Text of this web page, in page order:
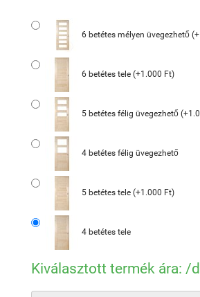
6 betétes mélyen üvegezhető
6 betétes tele (+1.000 Ft)
5 betétes félig üvegezhető
4 betétes félig üvegezhető
5 betétes tele (+1.000 Ft)
4 betétes tele
Kiválasztott termék ára: /